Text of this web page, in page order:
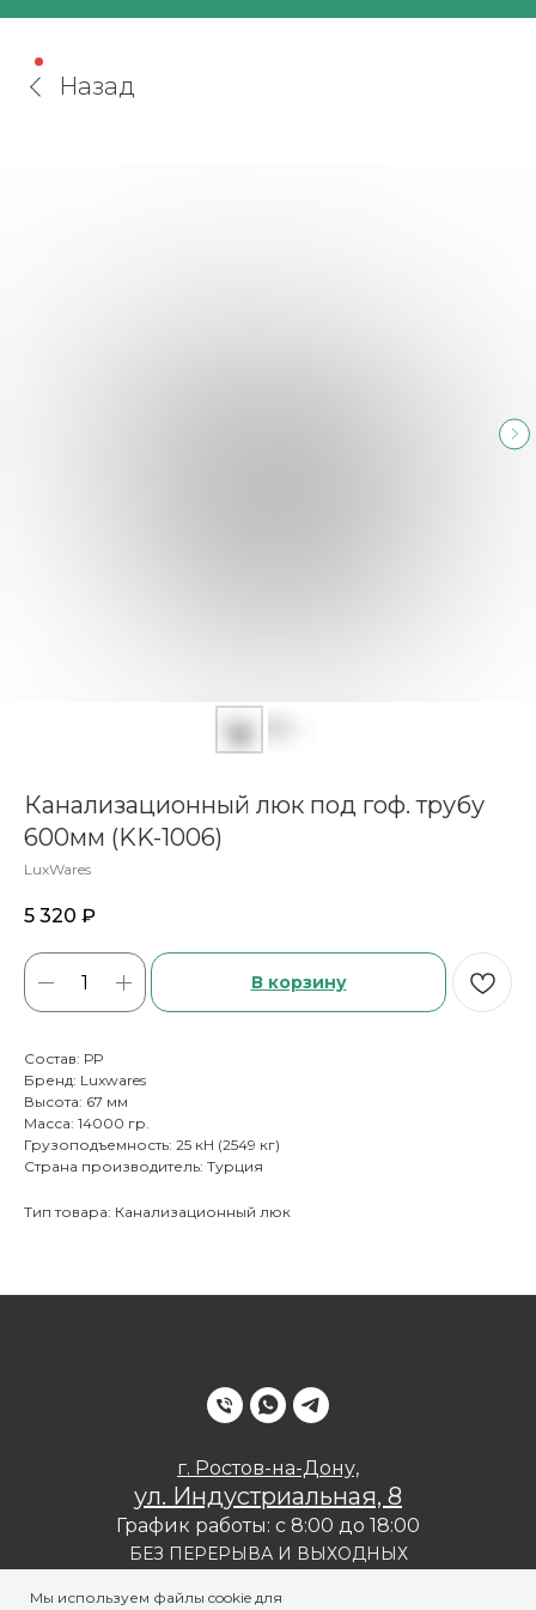
Назад
Канализационный люк под гоф. трубу
600мм (KK-1006)
LuxWares
5 320 ₽
В корзину
Состав: РР
Бренд: Luxwares
Высота: 67 мм
Масса: 14000 гр.
Грузоподъемность: 25 кН (2549 кг)
Страна производитель: Турция
Тип товара: Канализационный люк
г. Ростов-на-Дону,
ул. Индустриальная, 8
График работы: с 8:00 до 18:00
БЕЗ ПЕРЕРЫВА И ВЫХОДНЫХ
Мы используем файлы cookie для